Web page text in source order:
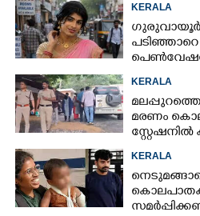
KERALA
ഗുരുവായൂർ
KERALA
മരണം
സ്റ്റേഷനിൽ
KERALA